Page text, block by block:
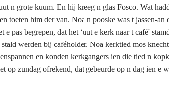
n grote kuum. En hij kreeg n glas Fosco. Wat
toeten him der van. Noa n pooske was t jassen-an
e pas begrepen, dat het ‘uut e kerk naar t café'
stald werden bij caféholder. Noa kerktied mos
en konden kerkgangers ien die tied n
op zundag ofrekend, dat gebeurde op n dag ien e